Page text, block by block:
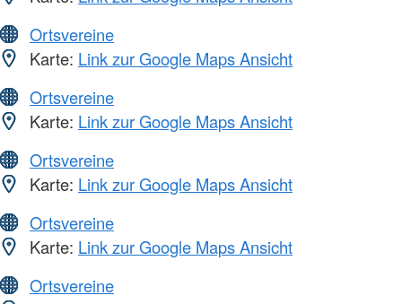
Ortsvereine
Karte: Link zur Google Maps Ansicht
Ortsvereine
Karte: Link zur Google Maps Ansicht
Ortsvereine
Karte: Link zur Google Maps Ansicht
Ortsvereine
Karte: Link zur Google Maps Ansicht
Ortsvereine